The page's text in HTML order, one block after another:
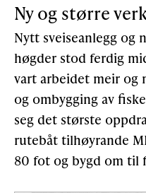
Ny og større
Nytt sveiseanlegg og
høgder stod ferdig
vart arbeidet meir og
og ombygging av
seg det største
rutebåt tilhøyrande
80 fot og bygd om til